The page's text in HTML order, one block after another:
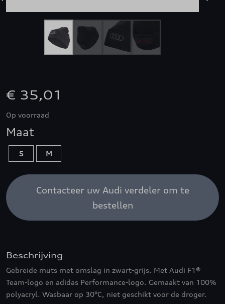
€ 35,01
Op voorraad
Maat
S M
Contacteer uw Audi verdeler om te
bestellen
Beschrijving
Gebreide muts met omslag in zwart-grijs. Met Audi F1®
Team-logo en adidas Performance-logo. Gemaakt van 100%
polyacryl. Wasbaar op 30°C, niet geschikt voor de droger.